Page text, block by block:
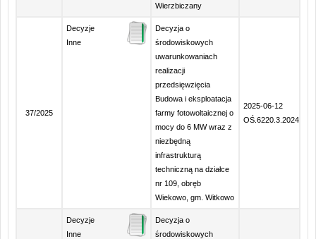
Wierzbiczany
37/2025
Decyzje
Inne
Decyzja o
środowiskowych
uwarunkowaniach
realizacji
przedsięwzięcia
Budowa i eksploatacja
farmy fotowoltaicznej o
mocy do 6 MW wraz z
niezbędną
infrastrukturą
techniczną na działce
nr 109, obręb
Wiekowo, gm. Witkowo
2025-06-12
OŚ.6220.3.2024
Decyzje
Inne
Decyzja o
środowiskowych